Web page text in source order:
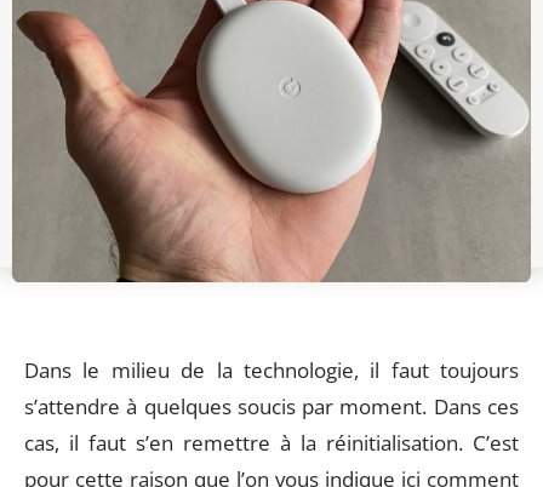
Dans le milieu de la technologie, il faut toujours
s’attendre à quelques soucis par moment. Dans ces
cas, il faut s’en remettre à la réinitialisation. C’est
pour cette raison que l’on vous indique ici comment